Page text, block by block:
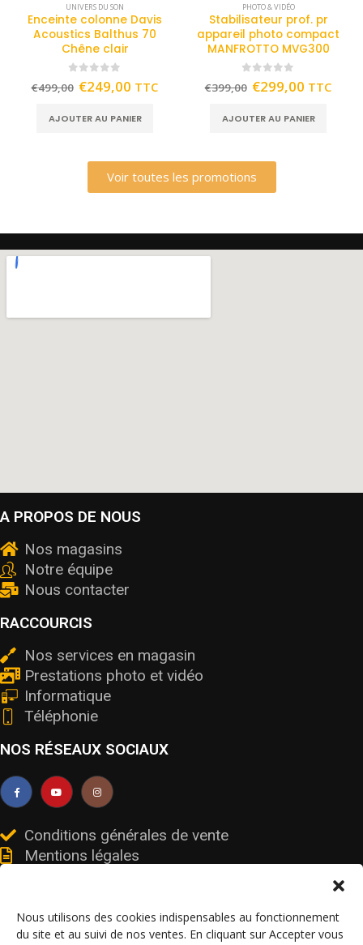
Nous utilisons des cookies indispensables au fonctionnement
du site et au suivi de nos ventes. En cliquant sur Accepter vous
UNIVERS DU SON
Enceinte colonne Davis
Acoustics Balthus 70
Chêne clair
out of 5
€499,00 €249,00 TTC
AJOUTER AU PANIER
PHOTO & VIDÉO
Stabilisateur prof. pr
appareil photo compact
MANFROTTO MVG300
out of 5
€399,00 €299,00 TTC
AJOUTER AU PANIER
Voir toutes les promotions
A PROPOS DE NOUS
Nos magasins
Notre équipe
Nous contacter
RACCOURCIS
Nos services en magasin
Prestations photo et vidéo
Informatique
Téléphonie
NOS RÉSEAUX SOCIAUX
Conditions générales de vente
Mentions légales